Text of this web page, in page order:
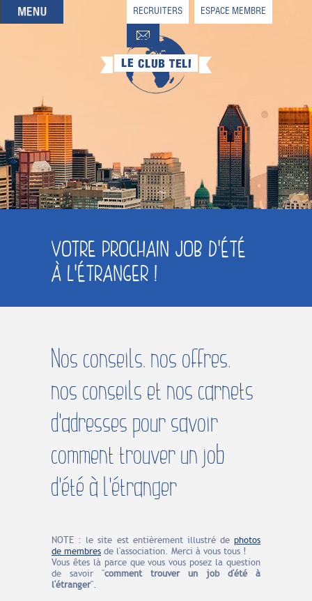
QUI SOMMES-NOUS
QUE CHERCHEZ-VOUS ?
NOS OFFRES PARTENAIRES
DEVENIR MEMBRE
RECRUITERS ESPACE MEMBRE
VOTRE PROCHAIN JOB D'ÉTÉ
À L'ÉTRANGER !
Nos conseils, nos offres,
nos conseils et nos carnets
d'adresses pour savoir
comment trouver un job
d'été à l'étranger
NOTE : le site est entièrement illustré de photos
de membres de l'association. Merci à vous tous !
Vous êtes là parce que vous vous posez la question
de savoir "comment trouver un job d'été à
l'étranger".